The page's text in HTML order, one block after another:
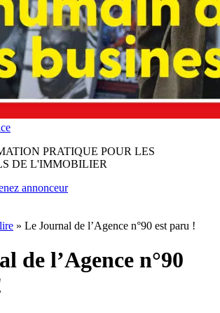
PRATIQUE POUR LES
DE L'IMMOBILIER
annonceur
» Le Journal de l’Agence n°90 est paru !
de l’Agence n°90